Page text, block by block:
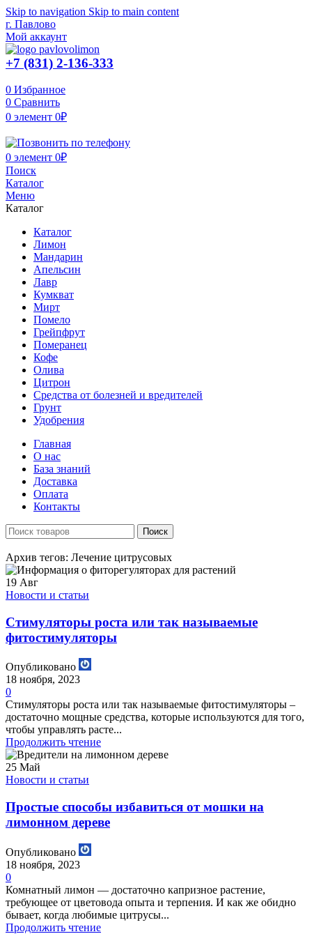
Skip to navigation Skip to main content
г. Павлово
Мой аккаунт
+7 (831) 2-136-333
0 Избранное
0 Сравнить
0 элемент 0₽
0 элемент 0₽
Поиск
Каталог
Меню
Каталог
Каталог
Лимон
Мандарин
Апельсин
Лавр
Кумкват
Мирт
Помело
Грейпфрут
Померанец
Кофе
Олива
Цитрон
Средства от болезней и вредителей
Грунт
Удобрения
Главная
О нас
База знаний
Доставка
Оплата
Контакты
Поиск
Архив тегов: Лечение цитрусовых
19 Авг
Новости и статьи
Стимуляторы роста или так называемые
фитостимуляторы
Опубликовано
18 ноября, 2023
0
Стимуляторы роста или так называемые фитостимуляторы –
достаточно мощные средства, которые используются для того,
чтобы управлять расте...
Продолжить чтение
25 Май
Новости и статьи
Простые способы избавиться от мошки на
лимонном дереве
Опубликовано
18 ноября, 2023
0
Комнатный лимон — достаточно капризное растение,
требующее от цветовода опыта и терпения. И как же обидно
бывает, когда любимые цитрусы...
Продолжить чтение